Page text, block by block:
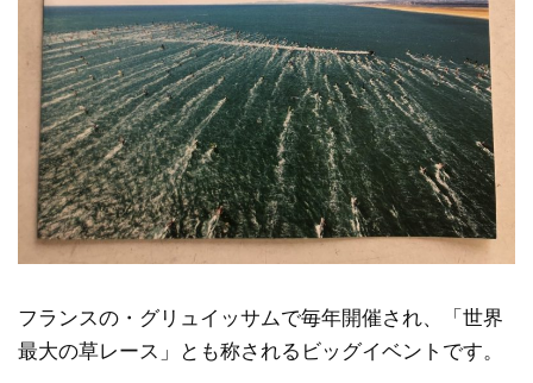
フランスの・グリュイッサムで毎年開催され、「世界
最大の草レース」とも称されるビッグイベントです。